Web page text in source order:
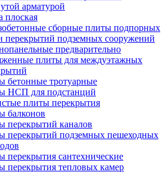
арматурой
плоская
сборные плиты подпорных
перекрытий подземных сооружений
предварительно
плиты для междуэтажных
бетонные тротуарные
НСП для подстанций
плиты перекрытия
балконов
перекрытий каналов
перекрытий подземных пешеходных
перекрытия сантехнические
перекрытия тепловых камер